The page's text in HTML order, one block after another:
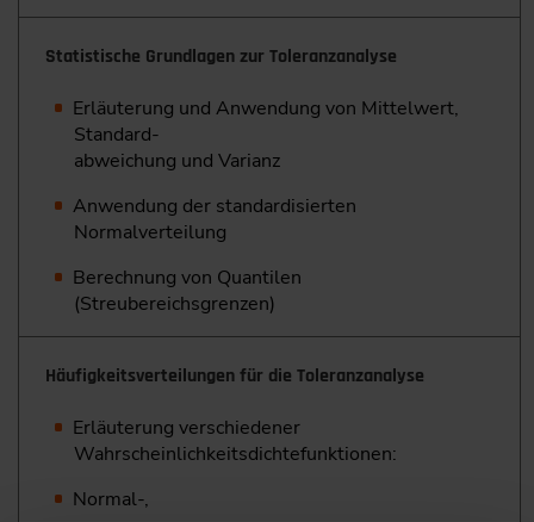
Statistische Grundlagen zur Toleranzanalyse
Erläuterung und Anwendung von Mittelwert,
Standard-
abweichung und Varianz
Anwendung der standardisierten
Normalverteilung
Berechnung von Quantilen
(Streubereichsgrenzen)
Häufigkeitsverteilungen für die Toleranzanalyse
Erläuterung verschiedener
Wahrscheinlichkeitsdichtefunktionen:
Normal-,